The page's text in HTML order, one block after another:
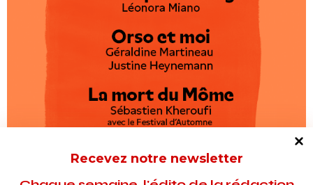
Recevez notre newsletter